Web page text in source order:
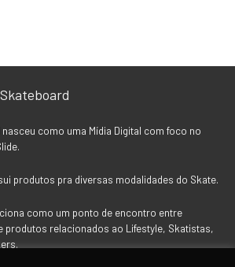
como uma Mídia Digital com foco no
produtos pra diversas modalidades do Skate.
como um ponto de encontro entre
produtos relacionados ao Lifestyle, Skatistas,